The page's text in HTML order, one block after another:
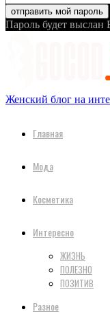
Пароль будет выслан
Женский блог на
Главная
Мода
Косметика
Интересно
ЖИЗНЬ
ПОЛЕЗНО
ПОЗИТИВ
Разное